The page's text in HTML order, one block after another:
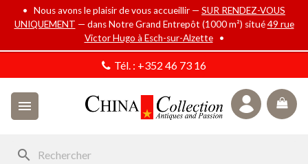
• Nous avons le plaisir de vous accueillir — SUR RENDEZ-VOUS
UNIQUEMENT — dans Notre Grand Entrepôt (1000 m²) situé49 rue
Victor Hugo à Esch-sur-Alzette•
Tél. : +352 46 73 16

search